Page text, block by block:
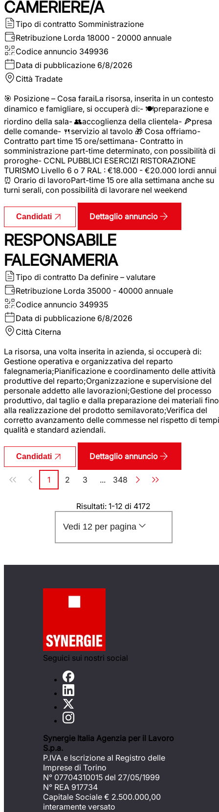
CAMERIERE/A
Tipo di contratto Somministrazione
Retribuzione Lorda 18000 - 20000 annuale
Codice annuncio 349936
Data di pubblicazione 6/8/2026
Città Tradate
🎯 Posizione – Cosa faraiLa risorsa, inserita in un contesto
dinamico e famigliare, si occuperà di:- 🍽️preparazione e
riordino della sala- 👥accoglienza della clientela- 🍕presa
delle comande- 🍴servizio al tavolo 🎁 Cosa offriamo-
Contratto part time 15 ore/settimana- Contratto in
somministrazione part-time determinato, con possibilità di
proroghe- CCNL PUBBLICI ESERCIZI RISTORAZIONE
TURISMO Livello 6 o 7 RAL : €18.000 - €20.000 lordi annui
⏰ Orario di lavoroPart-time 15 ore alla settimana anche su
turni serali, con possibilità di lavorare nel weekend
Candidati Dettaglio annuncio
RESPONSABILE
FALEGNAMERIA
Tipo di contratto Da definire – valutare
Retribuzione Lorda 35000 - 40000 annuale
Codice annuncio 349935
Data di pubblicazione 6/8/2026
Città Citerna
La risorsa, una volta inserita in azienda, si occuperà di:
Gestione operativa e organizzativa del reparto
falegnameria;Pianificazione e coordinamento delle attività
produttive del reparto;Organizzazione e supervisione del
personale addetto alle lavorazioni;Gestione del processo
produttivo, dal taglio e dalla preparazione dei materiali fino
alla realizzazione del prodotto semilavorato;Verifica del
corretto avanzamento delle commesse nel rispetto di
qualità e standard aziendali.
Candidati Dettaglio annuncio
Paginazione
Pagina
1 Pagina
2 Pagina
3 ... Pagina
348
Risultati: 1-12 di 4172
Vedi 12 per pagina
Seguici sui nostri social
Synergie Italia Agenzia per il Lavoro
S.p.a.
P.IVA e Iscrizione al Registro delle
Imprese di Torino
N° 07704310015 del 27/05/1999
N° REA 917734
Capitale Sociale € 2.500.000,00
interamente versato